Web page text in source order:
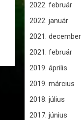
2022. február
2022. január
2021. december
2021. február
2019. április
2019. március
2018. július
2017. június